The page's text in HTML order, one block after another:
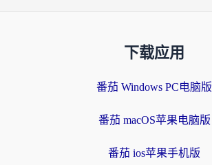
下载应用
番茄 Windows PC电脑版
番茄 macOS苹果电脑版
番茄 ios苹果手机版